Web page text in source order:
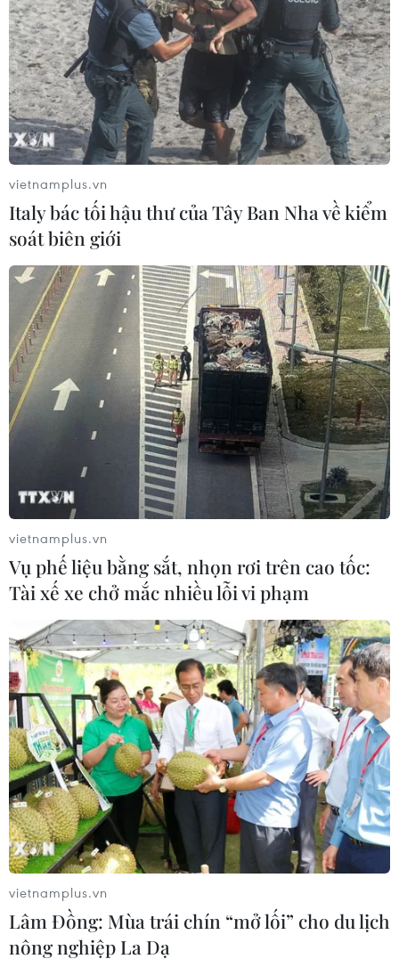
vietnamplus.vn
Italy bác tối hậu thư của Tây Ban Nha về kiểm
soát biên giới
vietnamplus.vn
Vụ phế liệu bằng sắt, nhọn rơi trên cao tốc:
Tài xế xe chở mắc nhiều lỗi vi phạm
vietnamplus.vn
Lâm Đồng: Mùa trái chín “mở lối” cho du lịch
nông nghiệp La Dạ